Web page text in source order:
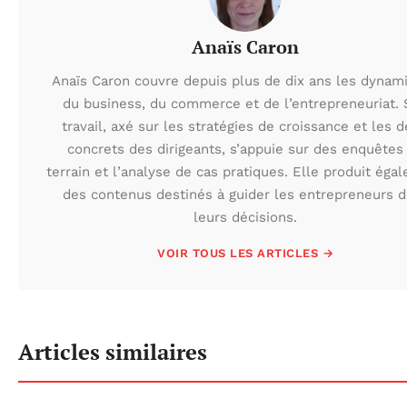
Anaïs Caron
Anaïs Caron couvre depuis plus de dix ans les
du business, du commerce et de l’entrepreneuriat.
travail, axé sur les stratégies de croissance et les
concrets des dirigeants, s’appuie sur des enquêtes
terrain et l’analyse de cas pratiques. Elle produit
des contenus destinés à guider les entrepreneurs
leurs décisions.
VOIR TOUS LES ARTICLES →
Articles similaires